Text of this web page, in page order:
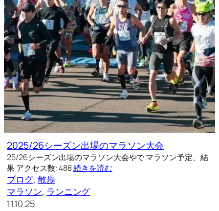
2025/26シーズン出場のマラソン大会
25/26シーズン出場のマラソン大会やで マラソン予定、結
果 アクセス数: 488続きを読む
ブログ, 散歩
マラソン, ランニング
11.10.25